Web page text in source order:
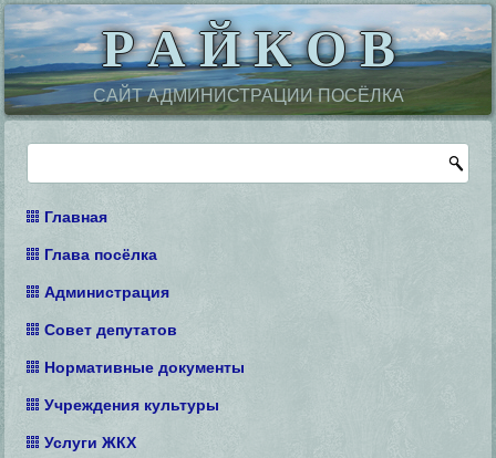
Р А Й К О В
САЙТ АДМИНИСТРАЦИИ ПОСЁЛКА
Главная
Глава посёлка
Администрация
Совет депутатов
Нормативные документы
Учреждения культуры
Услуги ЖКХ